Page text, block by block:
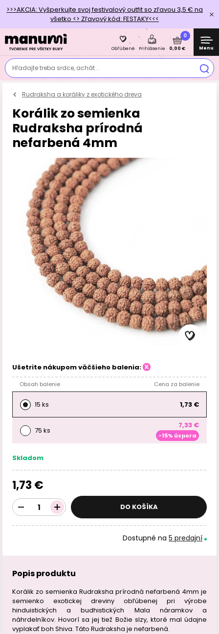
>>>AKCIA: Vyšperkujte svoj festivalový outfit so zľavou 3,5 € na
všetko <> Zľavový kód: FESTAKY<<<
Hľadajte treba srdce, achát...
Obľúbené Prihlásenie
0
0,00 € Menu
Rudraksha a koráliky z exotického dreva
Korálik zo semienka
Rudraksha prírodná
nefarbená 4mm
Ušetrite nákupom väčšieho balenia:
Obsah balenie Cena za balenie
15 ks 1,73 €
75 ks
7,33 €
-15% úspora
Skladom
1,73 €
DO KOŠÍKA
Dostupné na 5 predajní
Popis produktu
Korálik zo semienka Rudraksha prírodná nefarbená 4mm je
semienko exotickej dreviny obľúbenej pri výrobe
hinduistických a budhistických Mala náramkov a
náhrdelníkov. Hovorí sa jej tiež Božie slzy, ktoré mal údajne
vyplakať boh Shiva. Táto Rudraksha je nefarbená.